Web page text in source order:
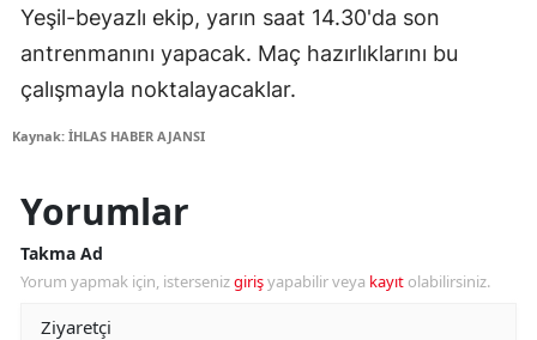
Yeşil-beyazlı ekip, yarın saat 14.30'da son
antrenmanını yapacak. Maç hazırlıklarını bu
çalışmayla noktalayacaklar.
Kaynak: İHLAS HABER AJANSI
Yorumlar
Takma Ad
Yorum yapmak için, istersenizgirişyapabilir veya kayıt olabilirsiniz.